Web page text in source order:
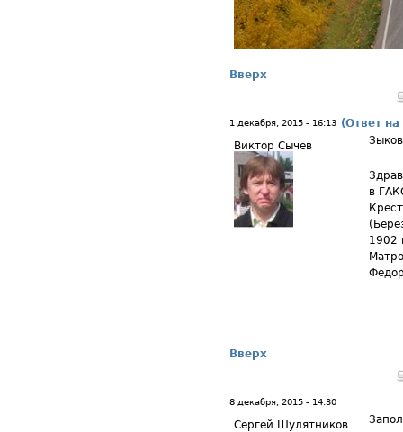
Вверх
1 декабря, 2015 - 16:13 (Ответ
Виктор Сычев
в
1902
Вверх
8 декабря, 2015 - 14:30
Сергей Шулятников